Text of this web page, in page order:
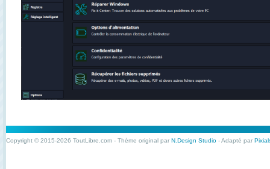
Copyright © 2015-2026 ToutLibre.com - Thème original par N.Design Studio - Adapté par